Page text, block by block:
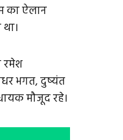
का ऐलान
रमेश
भगत, दुष्‍यंत
मौजूद रहे।